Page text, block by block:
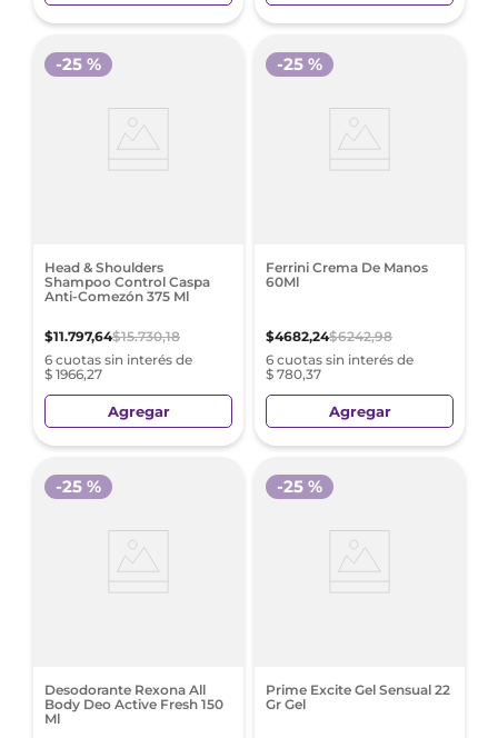
Head & Shoulders
Shampoo Control Caspa
Anti-Comezón 375 Ml
$11.797,64$15.730,18
6 cuotas sin interés de
$ 1966,27
-25 %
Agregar
Ferrini Crema De Manos
60Ml
$4682,24$6242,98
6 cuotas sin interés de
$ 780,37
-25 %
Agregar
Desodorante Rexona All
Body Deo Active Fresh 150
Ml
-25 %
Prime Excite Gel Sensual 22
Gr Gel
-25 %